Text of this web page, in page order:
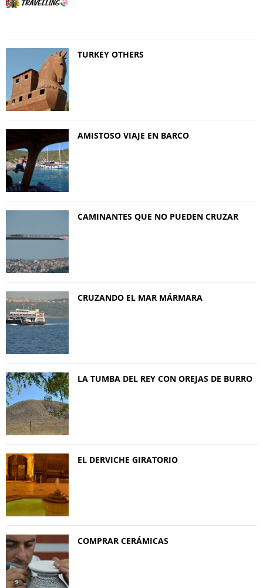
TURKEY OTHERS
AMISTOSO VIAJE EN BARCO
CAMINANTES QUE NO PUEDEN CRUZAR
CRUZANDO EL MAR MÁRMARA
LA TUMBA DEL REY CON OREJAS DE BURRO
EL DERVICHE GIRATORIO
COMPRAR CERÁMICAS